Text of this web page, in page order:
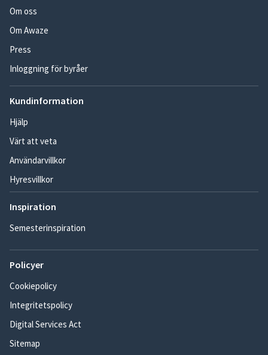
Om oss
Om Awaze
Press
Inloggning för byråer
Kundinformation
Hjälp
Värt att veta
Användarvillkor
Hyresvillkor
Inspiration
Semesterinspiration
Policyer
Cookiepolicy
Integritetspolicy
Digital Services Act
Sitemap